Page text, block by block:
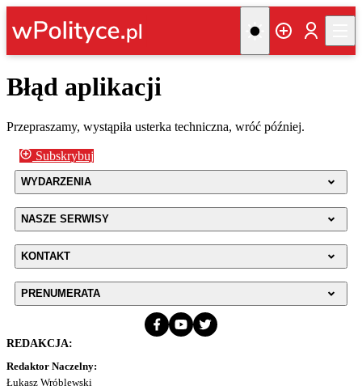
Błąd aplikacji
Przepraszamy, wystąpiła usterka techniczna, wróć później.
Subskrybuj
WYDARZENIA
NASZE SERWISY
KONTAKT
PRENUMERATA
REDAKCJA:
Redaktor Naczelny:
Łukasz Wróblewski